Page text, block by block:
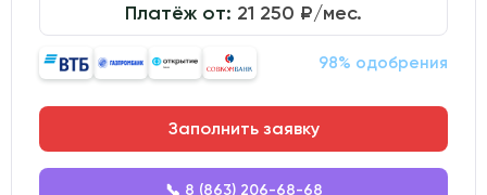
Платёж от: 21 250 ₽/мес.
98% одобрения
Заполнить заявку
📞 8 (863) 206-68-68